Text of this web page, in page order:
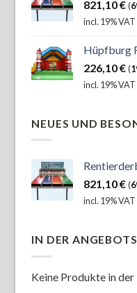
821,10€ (
incl. 19% VAT
Hüpfburg
226,10€ (
incl. 19% VAT
NEUES UND
821,10€ (
incl. 19% VAT
IN DER
Keine Produkte in der